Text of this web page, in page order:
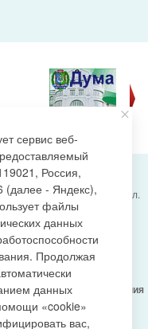
поселения Излучинск, ул.
Нижневартовский
округ-Югра
www.gp-izluchinsk.ru
городского поселения
Денис Ярославович
сервис веб-
Россия,
(далее - Яндекс),
файлы
данных
Продолжая
данных
«cookie»
вас,